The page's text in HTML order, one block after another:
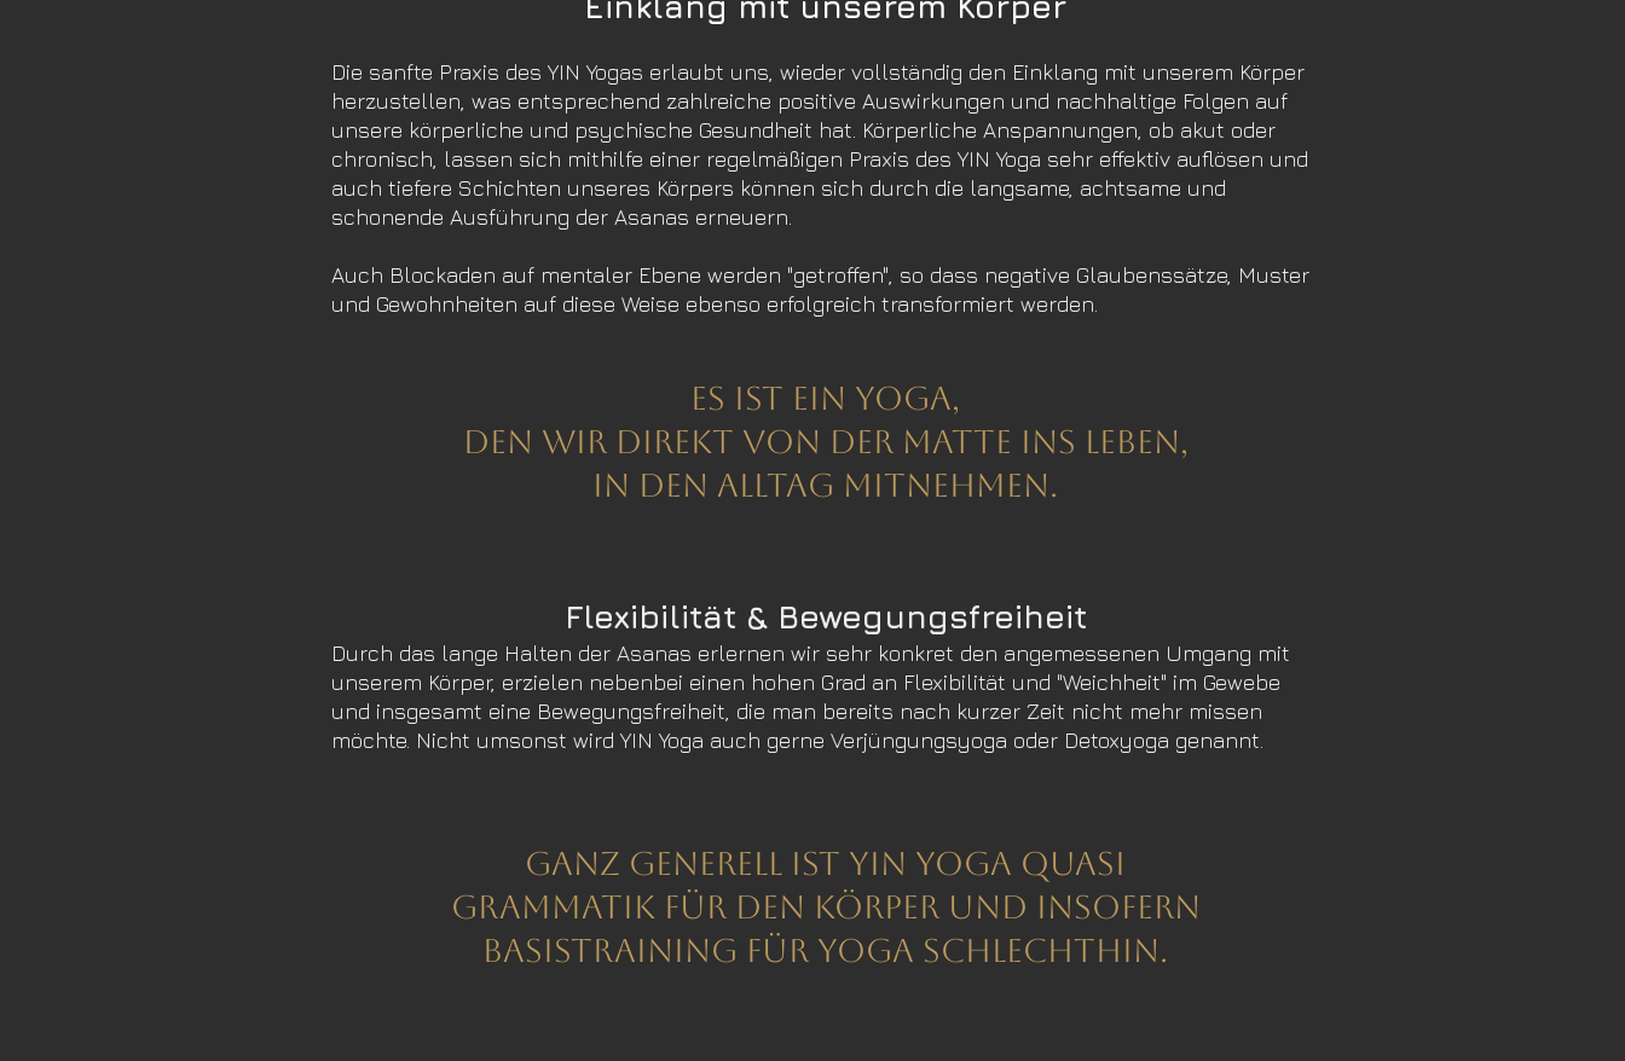
Die sanfte Praxis des YIN Yogas erlaubt uns, wieder vollständig den Einklang mit unserem Körper
herzustellen, was entsprechend zahlreiche positive Auswirkungen und nachhaltige Folgen auf
unsere körperliche und psychische Gesundheit hat. Körperliche Anspannungen, ob akut oder
chronisch, lassen sich mithilfe einer regelmäßigen Praxis des YIN Yoga sehr effektiv auflösen und
auch tiefere Schichten unseres Körpers können sich durch die langsame, achtsame und
schonende Ausführung der Asanas erneuern.
Auch Blockaden auf mentaler Ebene werden "getroffen", so dass negative Glaubenssätze, Muster
und Gewohnheiten auf diese Weise ebenso erfolgreich transformiert werden.
Es ist ein Yoga,
den wir direkt von der Matte ins Leben,
in den Alltag mitnehmen.
Flexibilität & Bewegungsfreiheit
Durch das lange Halten der Asanas erlernen wir sehr konkret den angemessenen Umgang mit
unserem Körper, erzielen nebenbei einen hohen Grad an Flexibilität und "Weichheit" im Gewebe
und insgesamt eine Bewegungsfreiheit, die man bereits nach kurzer Zeit nicht mehr missen
möchte. Nicht umsonst wird YIN Yoga auch gerne Verjüngungsyoga oder Detoxyoga genannt.
Ganz generell ist YIN Yoga quasi
Grammatik für den Körper und insofern
Basistraining für YOGA schlechthin.